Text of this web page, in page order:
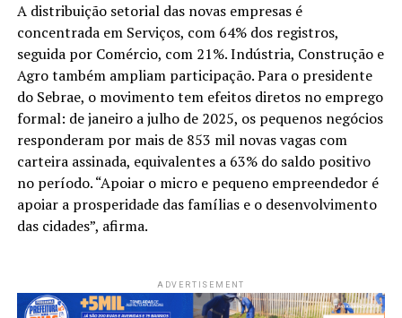
A distribuição setorial das novas empresas é
concentrada em Serviços, com 64% dos registros,
seguida por Comércio, com 21%. Indústria, Construção e
Agro também ampliam participação. Para o presidente
do Sebrae, o movimento tem efeitos diretos no emprego
formal: de janeiro a julho de 2025, os pequenos negócios
responderam por mais de 853 mil novas vagas com
carteira assinada, equivalentes a 63% do saldo positivo
no período. “Apoiar o micro e pequeno empreendedor é
apoiar a prosperidade das famílias e o desenvolvimento
das cidades”, afirma.
ADVERTISEMENT